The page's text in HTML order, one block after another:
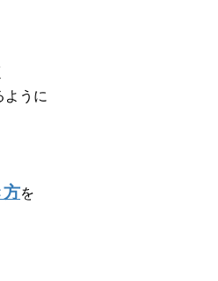
ように
方を